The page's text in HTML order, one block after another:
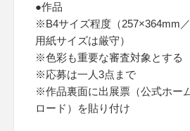
●作品
※B4サイズ程度（257×364mm／
用紙サイズは厳守）
※色彩も重要な審査対象とする
※応募は一人3点まで
※作品裏面に出展票（公式ホー
ロード）を貼り付け